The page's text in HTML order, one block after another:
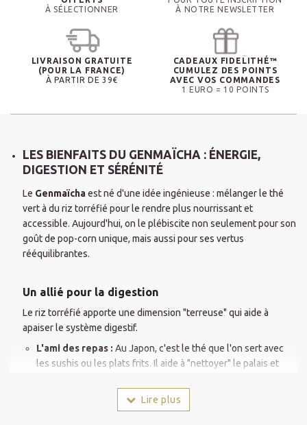
À SÉLECTIONNER
À NOTRE NEWSLETTER
LIVRAISON GRATUITE
(POUR LA FRANCE)
À PARTIR DE 39€
CADEAUX FIDELITHÉ™
CUMULEZ DES POINTS
AVEC VOS COMMANDES
1 EURO = 10 POINTS
LES BIENFAITS DU GENMAÏCHA : ÉNERGIE,
DIGESTION ET SÉRÉNITÉ
Le Genmaïchaest né d'une idée ingénieuse : mélanger le thé
vert à du riz torréfié pour le rendre plus nourrissant et
accessible. Aujourd'hui, on le plébiscite non seulement pour son
goût de pop-corn unique, mais aussi pour ses vertus
rééquilibrantes.
Un allié pour la digestion
Le riz torréfié apporte une dimension "terreuse" qui aide à
apaiser le système digestif.
L'ami des repas : Au Japon, c'est le thé que l'on sert avec
les sushis ou les plats frits. Il aide à "nettoyer" le palais et
Le mélange riz/thé réduit l'astringence
naturelle du thé vert, le rendant très doux pour les estomacs
Lire plus